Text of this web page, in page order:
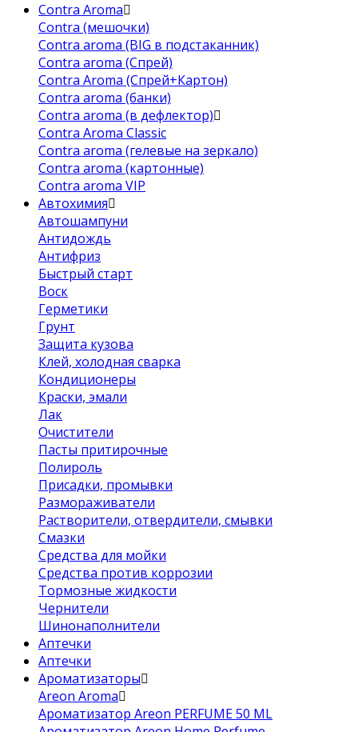
Contra Aroma
Contra (мешочки)
Contra aroma (BIG в подстаканник)
Contra aroma (Спрей)
Contra Aroma (Спрей+Картон)
Contra aroma (банки)
Contra aroma (в дефлектор)
Contra Aroma Classic
Contra aroma (гелевые на зеркало)
Contra aroma (картонные)
Contra aroma VIP
Автохимия
Автошампуни
Антидождь
Антифриз
Быстрый старт
Воск
Герметики
Грунт
Защита кузова
Клей, холодная сварка
Кондиционеры
Краски, эмали
Лак
Очистители
Пасты притирочные
Полироль
Присадки, промывки
Размораживатели
Растворители, отвердители, смывки
Смазки
Средства для мойки
Средства против коррозии
Тормозные жидкости
Чернители
Шинонаполнители
Аптечки
Аптечки
Ароматизаторы
Areon Aroma
Ароматизатор Areon PERFUME 50 ML